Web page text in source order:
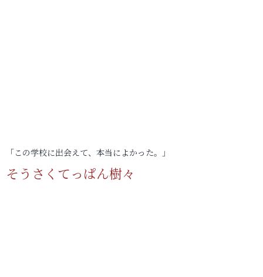
「この学校に出会えて、本当によかった。」
そうさくてっぱん樹々